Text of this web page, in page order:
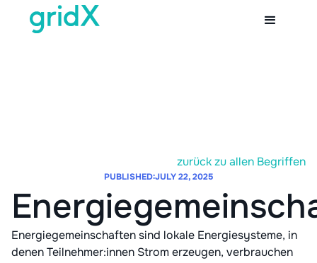
zurück zu allen Begriffen
PUBLISHED:JULY 22, 2025
Energiegemeinschaften sind lokale Energiesysteme, in
denen Teilnehmer:innen Strom erzeugen, verbrauchen